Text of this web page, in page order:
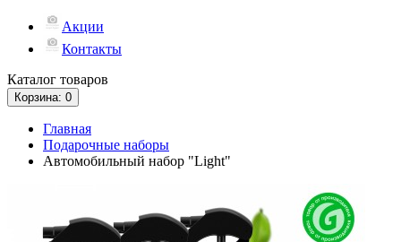
Акции
Контакты
Каталог товаров
Корзина: 0
Главная
Подарочные наборы
Автомобильный набор "Light"